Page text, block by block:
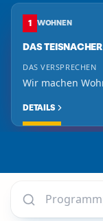
1 WOHNEN
DAS
DAS VERSPRECHEN
Wir machen
DETAILS